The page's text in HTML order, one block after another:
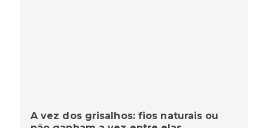
A vez dos grisalhos: fios naturais ou